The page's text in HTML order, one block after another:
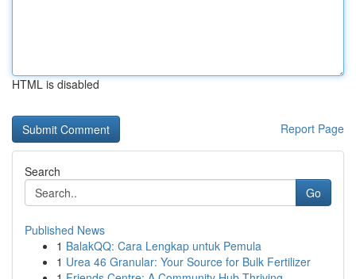
HTML is disabled
Report Page
Search
Go
Published News
1 BalakQQ: Cara Lengkap untuk Pemula
1 Urea 46 Granular: Your Source for Bulk Fertilizer